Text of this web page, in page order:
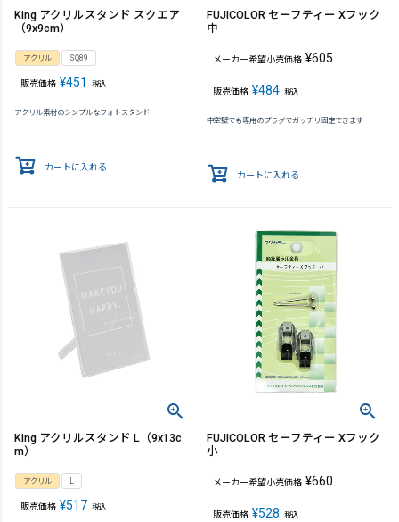
King アクリルスタンド スクエア
（9x9cm）
アクリル SQ89
販売価格 ¥451 税込
アクリル素材のシンプルなフォトスタンド
カートに入れる
FUJICOLOR セーフティー Xフック
中
メーカー希望小売価格 ¥605
販売価格 ¥484 税込
中空壁でも専用のプラグでガッチリ固定できます
カートに入れる
King アクリルスタンド L（9x13c
m）
アクリル L
販売価格 ¥517 税込
FUJICOLOR セーフティー Xフック
小
メーカー希望小売価格 ¥660
販売価格 ¥528 税込